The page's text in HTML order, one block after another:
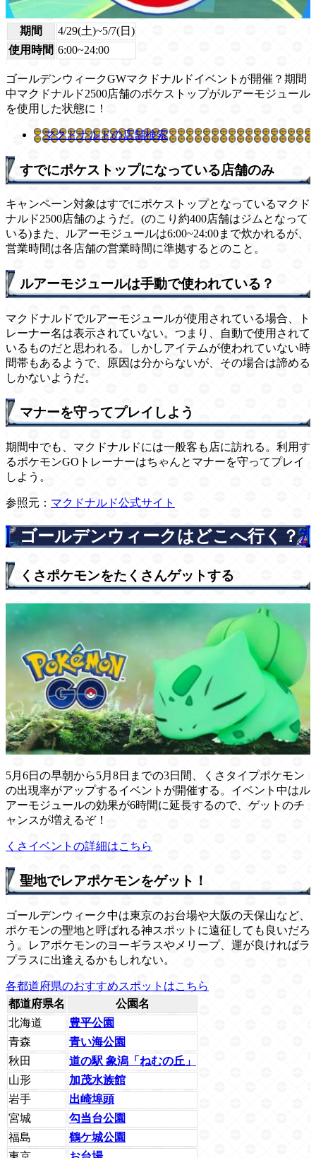
期間
4/29(土)~5/7(日)
使用時間 6:00~24:00
ゴールデンウィークGWマクドナルドイベントが開催？期間
中マクドナルド2500店舗のポケストップがルアーモジュール
を使用した状態に！
マクドナルドの店舗検索
すでにポケストップになっている店舗のみ
キャンペーン対象はすでにポケストップとなっているマクド
ナルド2500店舗のようだ。(のこり約400店舗はジムとなって
いる)また、ルアーモジュールは6:00~24:00まで炊かれるが、
営業時間は各店舗の営業時間に準拠するとのこと。
ルアーモジュールは手動で使われている？
マクドナルドでルアーモジュールが使用されている場合、ト
レーナー名は表示されていない。つまり、自動で使用されて
いるものだと思われる。しかしアイテムが使われていない時
間帯もあるようで、原因は分からないが、その場合は諦める
しかないようだ。
マナーを守ってプレイしよう
期間中でも、マクドナルドには一般客も店に訪れる。利用す
るポケモンGOトレーナーはちゃんとマナーを守ってプレイ
しよう。
参照元： マクドナルド公式サイト
ゴールデンウィークはどこへ行く？7
くさポケモンをたくさんゲットする
5月6日の早朝から5月8日までの3日間、くさタイプポケモン
の出現率がアップするイベントが開催する。イベント中はル
アーモジュールの効果が6時間に延長するので、ゲットのチ
ャンスが増えるぞ！
くさイベントの詳細はこちら
聖地でレアポケモンをゲット！
ゴールデンウィーク中は東京のお台場や大阪の天保山など、
ポケモンの聖地と呼ばれる神スポットに遠征しても良いだろ
う。レアポケモンのヨーギラスやメリープ、運が良ければラ
プラスに出逢えるかもしれない。
各都道府県のおすすめスポットはこちら
都道府県名
公園名
北海道
豊平公園
青森
青い海公園
秋田
道の駅 象潟「ねむの丘」
山形
加茂水族館
岩手
出崎埠頭
宮城
勾当台公園
福島
鶴ケ城公園